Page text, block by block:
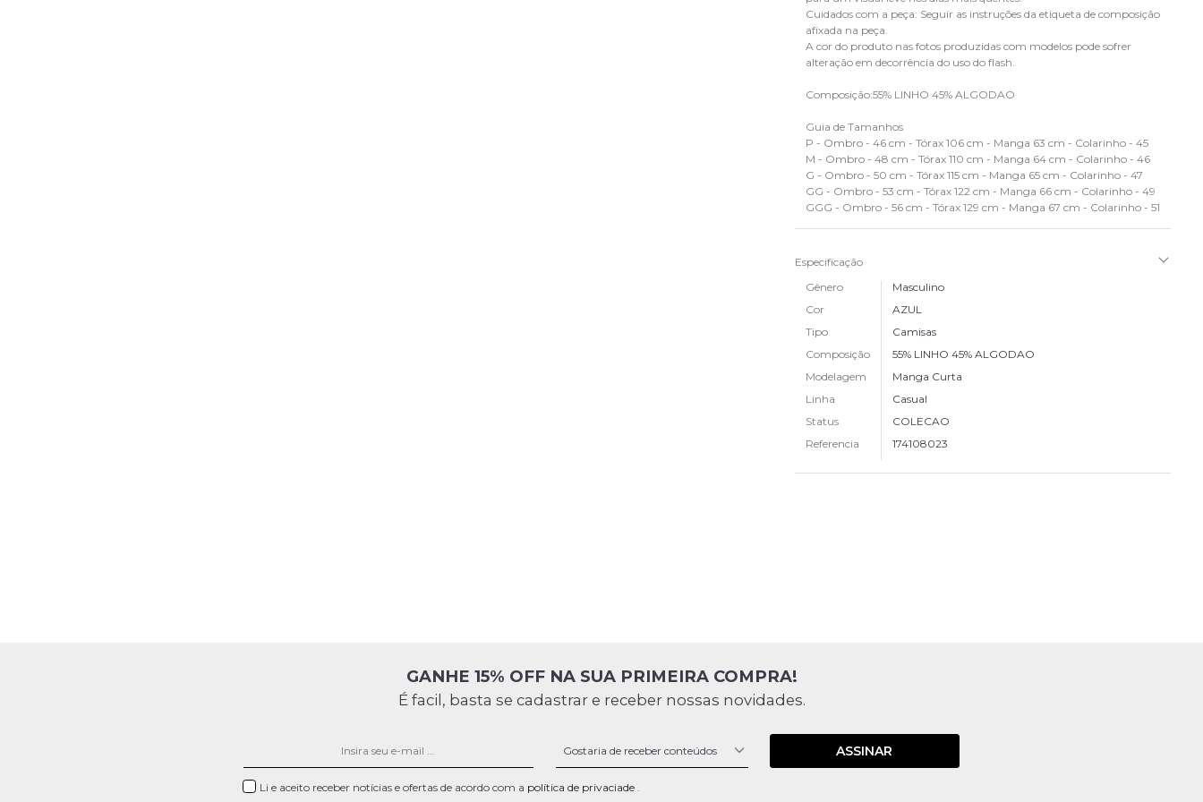
Cuidados com a peça: Seguir as instruções da etiqueta de composição
afixada na peça.
A cor do produto nas fotos produzidas com modelos pode sofrer
alteração em decorrência do uso do flash.
Composição:55% LINHO 45% ALGODAO
Guia de Tamanhos
P - Ombro - 46 cm - Tórax 106 cm - Manga 63 cm - Colarinho - 45
M - Ombro - 48 cm - Tórax 110 cm - Manga 64 cm - Colarinho - 46
G - Ombro - 50 cm - Tórax 115 cm - Manga 65 cm - Colarinho - 47
GG - Ombro - 53 cm - Tórax 122 cm - Manga 66 cm - Colarinho - 49
GGG - Ombro - 56 cm - Tórax 129 cm - Manga 67 cm - Colarinho - 51
Especificação
Gênero
Masculino
Cor
AZUL
Tipo
Camisas
Composição
55% LINHO 45% ALGODAO
Modelagem
Manga Curta
Linha
Casual
Status
COLECAO
Referencia
174108023
GANHE 15% OFF NA SUA PRIMEIRA COMPRA!
É facil, basta se cadastrar e receber nossas novidades.
ASSINAR
Li e aceito receber notícias e ofertas de acordo com a política de privaciade .